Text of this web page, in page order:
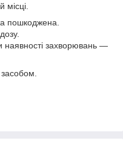
місці.
пошкоджена.
наявності захворювань —